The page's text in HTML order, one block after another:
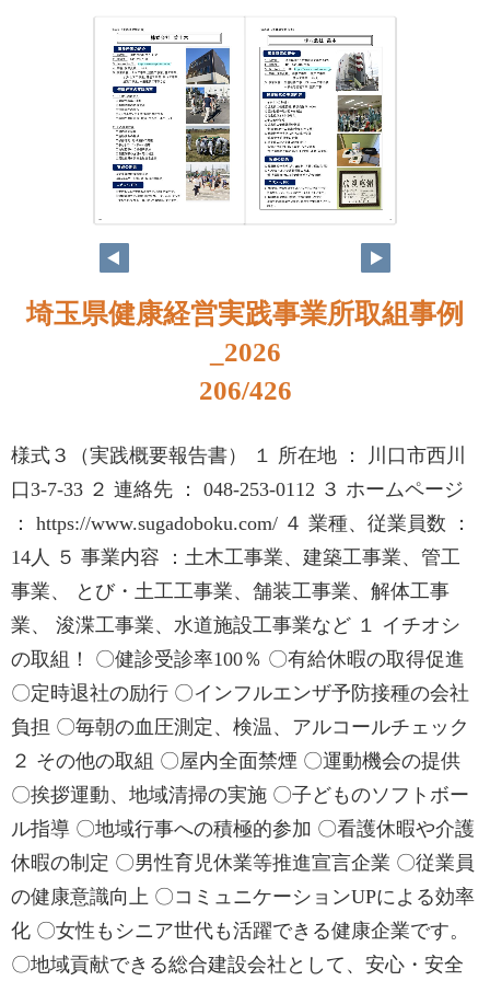
190 191
埼玉県健康経営実践事業所取組事例
_2026
206/426
様式３（実践概要報告書） １ 所在地 ： 川口市西川
口3-7-33 ２ 連絡先 ： 048-253-0112 ３ ホームページ
： https://www.sugadoboku.com/ ４ 業種、従業員数 ：
14人 ５ 事業内容 ：土木工事業、建築工事業、管工
事業、 とび・土工工事業、舗装工事業、解体工事
業、 浚渫工事業、水道施設工事業など １ イチオシ
の取組！ 〇健診受診率100％ 〇有給休暇の取得促進
〇定時退社の励行 〇インフルエンザ予防接種の会社
負担 〇毎朝の血圧測定、検温、アルコールチェック
２ その他の取組 〇屋内全面禁煙 〇運動機会の提供
〇挨拶運動、地域清掃の実施 〇子どものソフトボー
ル指導 〇地域行事への積極的参加 〇看護休暇や介護
休暇の制定 〇男性育児休業等推進宣言企業 〇従業員
の健康意識向上 〇コミュニケーションUPによる効率
化 〇女性もシニア世代も活躍できる健康企業です。
〇地域貢献できる総合建設会社として、安心・安全